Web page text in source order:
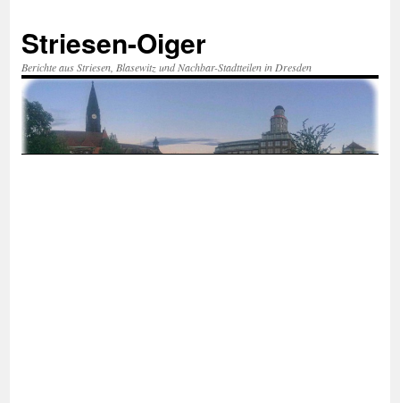
springen
Striesen-Oiger
Berichte aus Striesen, Blasewitz und Nachbar-Stadtteilen in Dresden